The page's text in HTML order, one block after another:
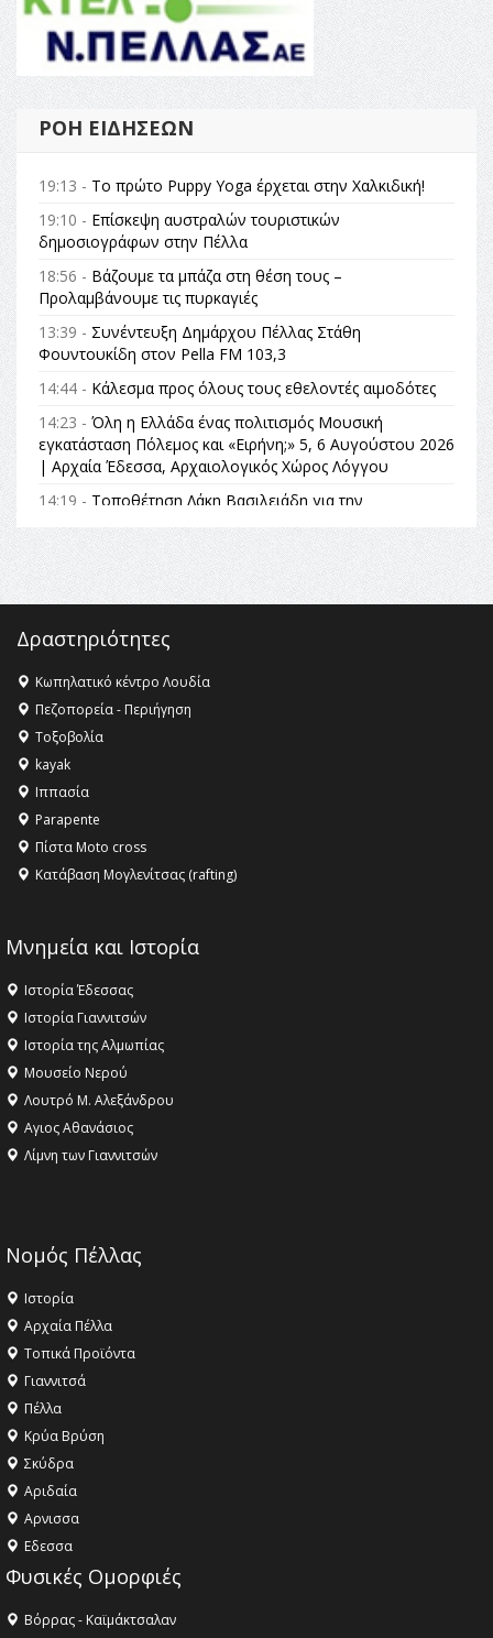
ΡΟΉ ΕΙΔΉΣΕΩΝ
19:13 - Το πρώτο Puppy Yoga έρχεται στην Χαλκιδική!
19:10 - Επίσκεψη αυστραλών τουριστικών
δημοσιογράφων στην Πέλλα
18:56 - Βάζουμε τα μπάζα στη θέση τους –
Προλαμβάνουμε τις πυρκαγιές
13:39 - Συνέντευξη Δημάρχου Πέλλας Στάθη
Φουντουκίδη στον Pella FM 103,3
14:44 - Κάλεσμα προς όλους τους εθελοντές αιμοδότες
14:23 - Όλη η Ελλάδα ένας πολιτισμός Μουσική
εγκατάσταση Πόλεμος και «Ειρήνη;» 5, 6 Αυγούστου 2026
| Αρχαία Έδεσσα, Αρχαιολογικός Χώρος Λόγγου
14:19 - Τοποθέτηση Λάκη Βασιλειάδη για την
Αναθεώρηση του Συντάγματος: «Σε τέτοιες κορυφαίες
θεσμικές διαδικασίες υπάρχει μόνο η ευθύνη απέναντι
στις επόμενες γενιές»
16:35 -Το πρόγραμμα του ΠΑΟΚ στον δεύτερο γύρο του
16:27 - Όλυμπος: Εντάχθηκε στον Κατάλογο Παγκόσμιας
Κληρονομιάς της UNESCO – Ομόφωνη η απόφαση Ο
Όλυμπος αναγνωρίστηκε ως φυσικό και πολιτιστικό
αγαθό εξέχουσας οικουμενικής αξίας για την
ανθρωπότητα
16:18 -
ΣΤΗΝ ΕΔΕΣΣΑ
Δραστηριότητες
Κωπηλατικό κέντρο Λουδία
Πεζοπορεία - Περιήγηση
Τοξοβολία
kayak
Ιππασία
Parapente
Πίστα Moto cross
Κατάβαση Μογλενίτσας (rafting)
Μνημεία και Ιστορία
Ιστορία Έδεσσας
Ιστορία Γιαννιτσών
Ιστορία της Αλμωπίας
Μουσείο Νερού
Λουτρό Μ. Αλεξάνδρου
Αγιος Αθανάσιος
Λίμνη των Γιαννιτσών
Νομός Πέλλας
Ιστορία
Αρχαία Πέλλα
Τοπικά Προϊόντα
Γιαννιτσά
Πέλλα
Κρύα Βρύση
Σκύδρα
Αριδαία
Aρνισσα
Eδεσσα
Φυσικές Ομορφιές
Βόρρας - Καϊμάκτσαλαν